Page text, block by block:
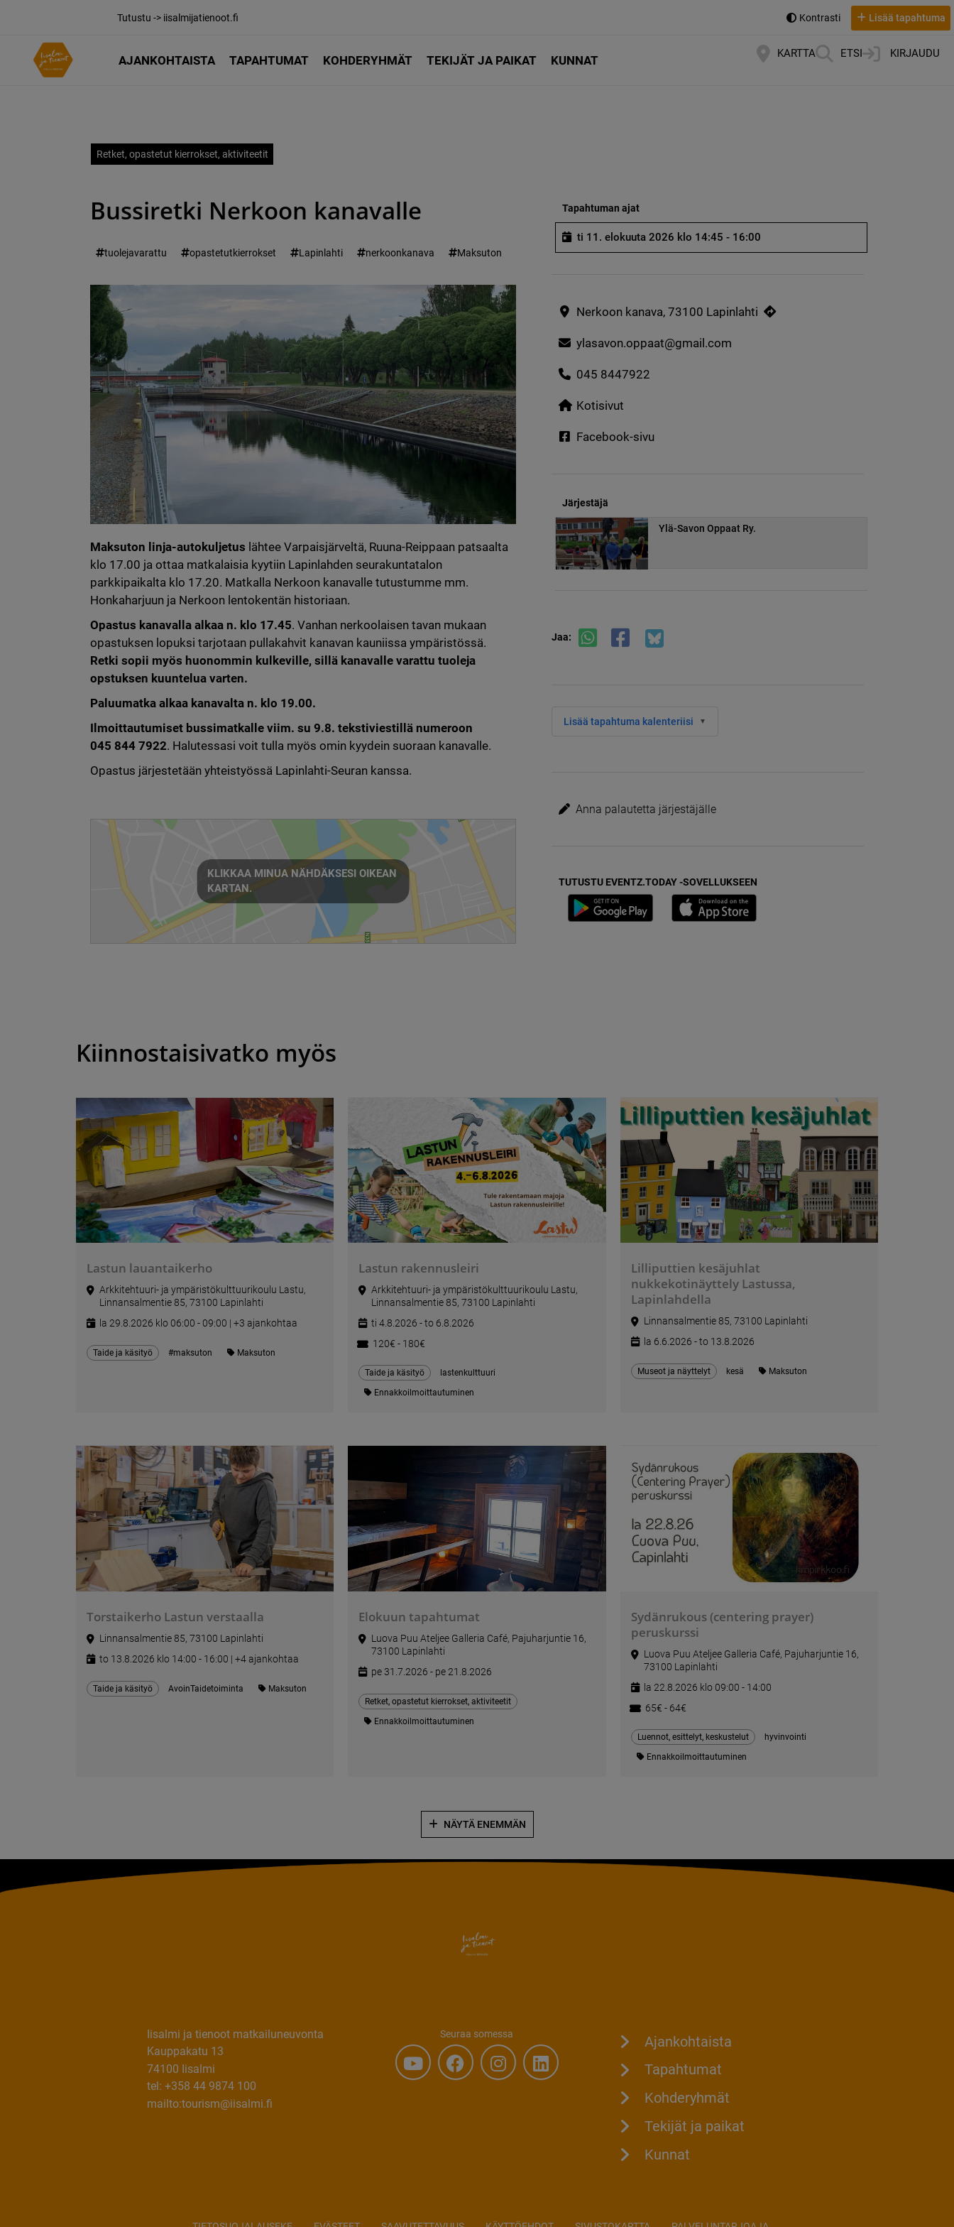
Tutustu -> iisalmijatienoot.fi Kontrasti Lisää tapahtuma
AJANKOHTAISTA TAPAHTUMAT KOHDERYHMÄT TEKIJÄT JA PAIKAT KUNNAT KARTTA ETSI KIRJAUDU
Retket, opastetut kierrokset, aktiviteetit
Bussiretki Nerkoon kanavalle
tuolejavarattu opastetutkierrokset Lapinlahti nerkoonkanava Maksuton
Maksuton linja-autokuljetus lähtee Varpaisjärveltä, Ruuna-Reippaan patsaalta
klo 17.00 ja ottaa matkalaisia kyytiin Lapinlahden seurakuntatalon
parkkipaikalta klo 17.20. Matkalla Nerkoon kanavalle tutustumme mm.
Honkaharjuun ja Nerkoon lentokentän historiaan.
Opastus kanavalla alkaa n. klo 17.45. Vanhan nerkoolaisen tavan mukaan
opastuksen lopuksi tarjotaan pullakahvit kanavan kauniissa ympäristössä.
Retki sopii myös huonommin kulkeville, sillä kanavalle varattu tuoleja
opstuksen kuuntelua varten.
Paluumatka alkaa kanavalta n. klo 19.00.
Ilmoittautumiset bussimatkalle viim. su 9.8. tekstiviestillä numeroon
045 844 7922. Halutessasi voit tulla myös omin kyydein suoraan kanavalle.
Opastus järjestetään yhteistyössä Lapinlahti-Seuran kanssa.
KLIKKAA MINUA NÄHDÄKSESI OIKEAN
KARTAN.
Tapahtuman ajat
ti 11. elokuuta 2026 klo 14:45 - 16:00
Nerkoon kanava, 73100 Lapinlahti
ylasavon.oppaat@gmail.com
045 8447922
Kotisivut
Facebook-sivu
Järjestäjä
Ylä-Savon Oppaat Ry.
Jaa:
Lisää tapahtuma kalenteriisi
Anna palautetta järjestäjälle
TUTUSTU EVENTZ.TODAY -SOVELLUKSEEN
Kiinnostaisivatko myös
Lastun lauantaikerho
Arkkitehtuuri- ja ympäristökulttuurikoulu Lastu,
Linnansalmentie 85, 73100 Lapinlahti
la 29.8.2026 klo 06:00 - 09:00 | +3 ajankohtaa
Taide ja käsityö #maksuton Maksuton
Lastun rakennusleiri
Arkkitehtuuri- ja ympäristökulttuurikoulu Lastu,
Linnansalmentie 85, 73100 Lapinlahti
ti 4.8.2026 - to 6.8.2026
120€ - 180€
Taide ja käsityö
lastenkulttuuri
Ennakkoilmoittautuminen
Lilliputtien kesäjuhlat
nukkekotinäyttely Lastussa,
Lapinlahdella
Linnansalmentie 85, 73100 Lapinlahti
la 6.6.2026 - to 13.8.2026
Museot ja näyttelyt kesä Maksuton
Torstaikerho Lastun verstaalla
Linnansalmentie 85, 73100 Lapinlahti
to 13.8.2026 klo 14:00 - 16:00 | +4 ajankohtaa
Taide ja käsityö AvoinTaidetoiminta Maksuton
Elokuun tapahtumat
Luova Puu Ateljee Galleria Café, Pajuharjuntie 16,
73100 Lapinlahti
pe 31.7.2026 - pe 21.8.2026
Retket, opastetut kierrokset, aktiviteetit
Ennakkoilmoittautuminen
Sydänrukous (centering prayer)
peruskurssi
Luova Puu Ateljee Galleria Café, Pajuharjuntie 16,
73100 Lapinlahti
la 22.8.2026 klo 09:00 - 14:00
65€ - 64€
Luennot, esittelyt, keskustelut
hyvinvointi
Ennakkoilmoittautuminen
NÄYTÄ ENEMMÄN
Iisalmi ja tienoot matkailuneuvonta
Kauppakatu 13
74100 Iisalmi
tel: +358 44 9874 100
mailto:tourism@iisalmi.fi
Seuraa somessa
Ajankohtaista
Tapahtumat
Kohderyhmät
Tekijät ja paikat
Kunnat